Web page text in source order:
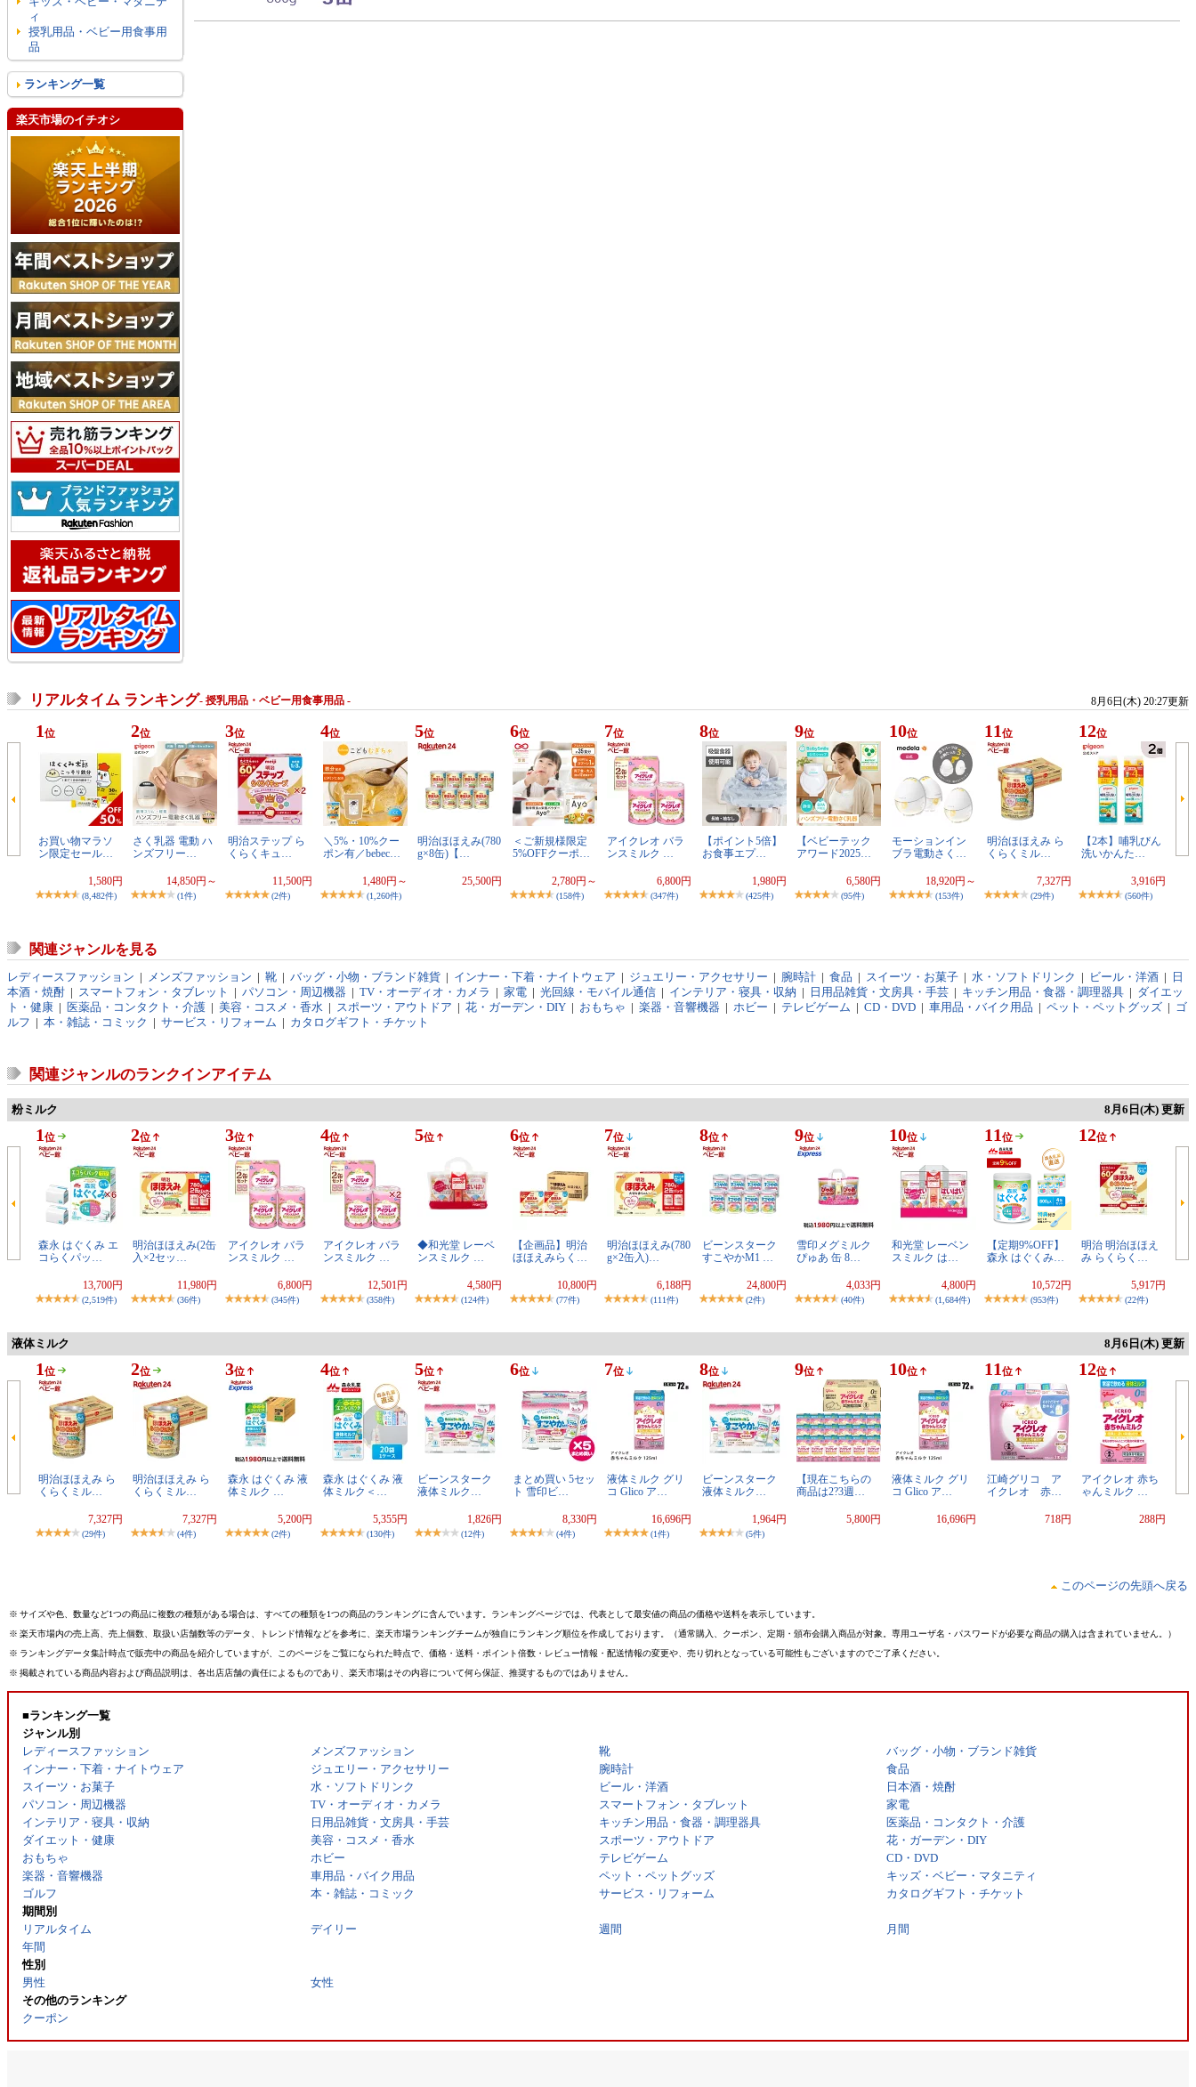
ィ
授乳用品・ベビー用食事用
品
ランキング一覧
楽天市場のイチオシ
リアルタイム ランキング- 授乳用品・ベビー用食事用品 - 8月6日(木) 20:27更新
1 位
お買い物マラソ
ン限定セール…
1,580円
(8,482件)
2位
さく乳器 電動 ハ
ンズフリー…
14,850円～
(1件)
3位
明治ステップ ら
くらくキュ…
11,500円
(2件)
4位
＼5%・10%クー
ポン有／bebec…
1,480円～
(1,260件)
5位
明治ほほえみ(780
g×8缶)【…
25,500円
6位
＜ご新規様限定
5%OFFクーポ…
2,780円～
(158件)
7位
アイクレオ バラ
ンスミルク …
6,800円
(347件)
8位
【ポイント5倍】
お食事エプ…
1,980円
(425件)
9位
【ベビーテック
アワード2025…
6,580円
(95件)
10位
モーションイン
ブラ電動さく…
18,920円～
(153件)
11 位
明治ほほえみ ら
くらくミル…
7,327円
(29件)
12位
【2本】哺乳びん
洗いかんた…
3,916円
(560件)
関連ジャンルを見る
レディースファッション | メンズファッション | 靴 | バッグ・小物・ブランド雑貨 | インナー・下着・ナイトウェア | ジュエリー・アクセサリー | 腕時計 | 食品 | スイーツ・お菓子 | 水・ソフトドリンク | ビール・洋酒 | 日
本酒・焼酎 | スマートフォン・タブレット | パソコン・周辺機器 | TV・オーディオ・カメラ | 家電 | 光回線・モバイル通信 | インテリア・寝具・収納 | 日用品雑貨・文房具・手芸 | キッチン用品・食器・調理器具 | ダイエッ
ト・健康 | 医薬品・コンタクト・介護 | 美容・コスメ・香水 | スポーツ・アウトドア | 花・ガーデン・DIY | おもちゃ | 楽器・音響機器 | ホビー | テレビゲーム | CD・DVD | 車用品・バイク用品 | ペット・ペットグッズ | ゴ
ルフ | 本・雑誌・コミック | サービス・リフォーム | カタログギフト・チケット
関連ジャンルのランクインアイテム
粉ミルク 8月6日(木) 更新
1 位
森永 はぐくみ エ
コらくパッ…
13,700円
(2,519件)
2位
明治ほほえみ(2缶
入×2セッ…
11,980円
(36件)
3位
アイクレオ バラ
ンスミルク …
6,800円
(345件)
4位
アイクレオ バラ
ンスミルク …
12,501円
(358件)
5位
◆和光堂 レーベ
ンスミルク …
4,580円
(124件)
6位
【企画品】明治
ほほえみらく…
10,800円
(77件)
7位
明治ほほえみ(780
g×2缶入)…
6,188円
(111件)
8位
ビーンスターク
すこやかM1 …
24,800円
(2件)
9位
雪印メグミルク
ぴゅあ 缶 8…
4,033円
(40件)
10位
和光堂 レーベン
スミルク は…
4,800円
(1,684件)
11 位
【定期9%OFF】
森永 はぐくみ…
10,572円
(953件)
12位
明治 明治ほほえ
み らくらく…
5,917円
(22件)
液体ミルク 8月6日(木) 更新
1 位
明治ほほえみ ら
くらくミル…
7,327円
(29件)
2位
明治ほほえみ ら
くらくミル…
7,327円
(4件)
3位
森永 はぐくみ 液
体ミルク …
5,200円
(2件)
4位
森永 はぐくみ 液
体ミルク＜…
5,355円
(130件)
5位
ビーンスターク
液体ミルク…
1,826円
(12件)
6位
まとめ買い 5セッ
ト 雪印ビ…
8,330円
(4件)
7位
液体ミルク グリ
コ Glico ア…
16,696円
(1件)
8位
ビーンスターク
液体ミルク…
1,964円
(5件)
9位
【現在こちらの
商品は2?3週…
5,800円
10位
液体ミルク グリ
コ Glico ア…
16,696円
11 位
江崎グリコ ア
イクレオ 赤…
718円
12位
アイクレオ 赤ち
ゃんミルク …
288円
このページの先頭へ戻る
※ サイズや色、数量など1つの商品に複数の種類がある場合は、すべての種類を1つの商品のランキングに含んでいます。ランキングページでは、代表として最安値の商品の価格や送料を表示しています。
※ 楽天市場内の売上高、売上個数、取扱い店舗数等のデータ、トレンド情報などを参考に、楽天市場ランキングチームが独自にランキング順位を作成しております。（通常購入、クーポン、定期・頒布会購入商品が対象。専用ユーザ名・パスワードが必要な商品の購入は含まれていません。）
※ ランキングデータ集計時点で販売中の商品を紹介していますが、このページをご覧になられた時点で、価格・送料・ポイント倍数・レビュー情報・配送情報の変更や、売り切れとなっている可能性もございますのでご了承ください。
※ 掲載されている商品内容および商品説明は、各出店店舗の責任によるものであり、楽天市場はその内容について何ら保証、推奨するものではありません。
■ランキング一覧
ジャンル別
レディースファッション
メンズファッション 靴
バッグ・小物・ブランド雑貨
インナー・下着・ナイトウェア
ジュエリー・アクセサリー 腕時計
食品
スイーツ・お菓子
水・ソフトドリンク ビール・洋酒
日本酒・焼酎
パソコン・周辺機器
TV・オーディオ・カメラ スマートフォン・タブレット
家電
インテリア・寝具・収納
日用品雑貨・文房具・手芸 キッチン用品・食器・調理器具
医薬品・コンタクト・介護
ダイエット・健康
美容・コスメ・香水 スポーツ・アウトドア
花・ガーデン・DIY
おもちゃ
ホビー テレビゲーム
CD・DVD
楽器・音響機器
車用品・バイク用品 ペット・ペットグッズ
キッズ・ベビー・マタニティ
ゴルフ
本・雑誌・コミック サービス・リフォーム
カタログギフト・チケット
期間別
リアルタイム
デイリー 週間
月間
年間
性別
男性
女性
その他のランキング
クーポン